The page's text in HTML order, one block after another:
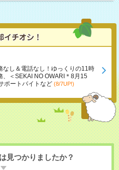
なし＆電話なし！ゆっくりの11時
、＜SEKAI NO OWARI＊8月15
ポートバイトなど (8/7UP!)
見つかりましたか？